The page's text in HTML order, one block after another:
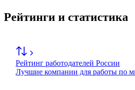
Рейтинги и статистика
Рейтинг работодателей России
Лучшие компании для работы по